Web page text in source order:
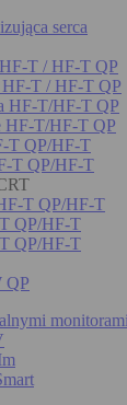
serca
T / HF-T QP
T / HF-T QP
HF-T/HF-T QP
HF-T/HF-T QP
T QP/HF-T
T QP/HF-T
T QP/HF-T
QP/HF-T
QP/HF-T
QP